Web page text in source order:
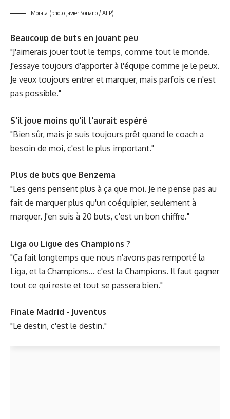
Morata (photo Javier Soriano / AFP)
Beaucoup de buts en jouant peu
"J'aimerais jouer tout le temps, comme tout le monde.
J'essaye toujours d'apporter à l'équipe comme je le peux.
Je veux toujours entrer et marquer, mais parfois ce n'est
pas possible."
S'il joue moins qu'il l'aurait espéré
"Bien sûr, mais je suis toujours prêt quand le coach a
besoin de moi, c'est le plus important."
Plus de buts que Benzema
"Les gens pensent plus à ça que moi. Je ne pense pas au
fait de marquer plus qu'un coéquipier, seulement à
marquer. J'en suis à 20 buts, c'est un bon chiffre."
Liga ou Ligue des Champions ?
"Ça fait longtemps que nous n'avons pas remporté la
Liga, et la Champions... c'est la Champions. Il faut gagner
tout ce qui reste et tout se passera bien."
Finale Madrid - Juventus
"Le destin, c'est le destin."